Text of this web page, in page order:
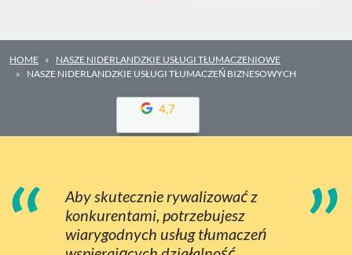
HOME
NASZE NIDERLANDZKIE USŁUGI TŁUMACZENIOWE
NASZE NIDERLANDZKIE USŁUGI TŁUMACZEŃ BIZNESOWYCH
4,7
“
Aby skutecznie rywalizować z
konkurentami, potrzebujesz
wiarygodnych usług tłumaczeń
”